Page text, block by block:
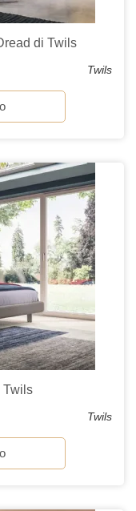
di Twils
Twils
Twils
Twils